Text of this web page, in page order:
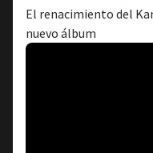
El renacimiento del
nuevo álbum